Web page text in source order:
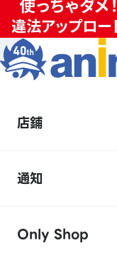
店鋪
通知
Only Shop